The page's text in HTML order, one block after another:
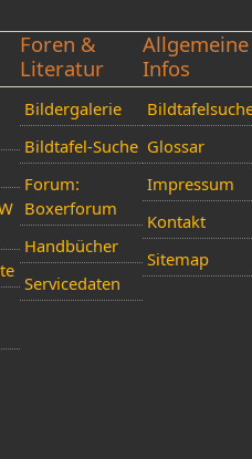
Foren &
Literatur
Bildergalerie
Bildtafel-Suche
Forum:
Boxerforum
Handbücher
Servicedaten
Allgemeine
Infos
Glossar
Impressum
Kontakt
Sitemap